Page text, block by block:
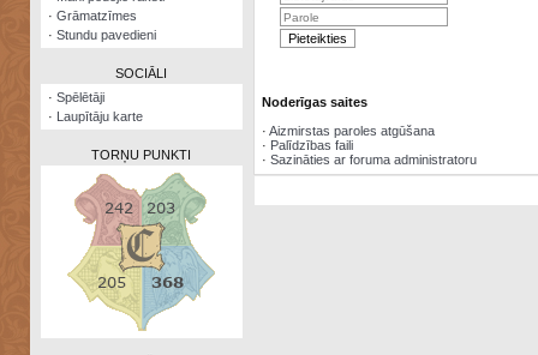
Zināšanu
· Grāmatzīmes
· Stundu pavedieni
SOCIĀLI
· Spēlētāji
· Laupītāju karte
TORŅU PUNKTI
Noderīgas saites
· Aizmirstas paroles atgūšana
· Palīdzības faili
· Sazināties ar foruma administratoru